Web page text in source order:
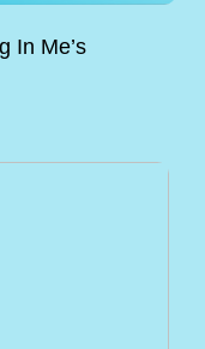
In Me’s